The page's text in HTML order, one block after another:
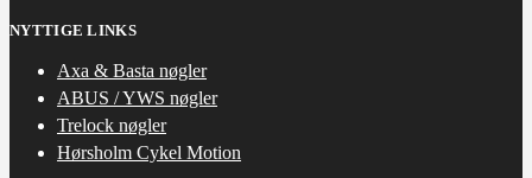
NYTTIGE LINKS
Axa & Basta nøgler
ABUS / YWS nøgler
Trelock nøgler
Hørsholm Cykel Motion